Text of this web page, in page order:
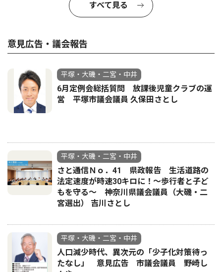
すべて見る
意見広告・議会報告
平塚・大磯・二宮・中井
6月定例会総括質問 放課後児童クラブの運
営 平塚市議会議員 久保田さとし
平塚・大磯・二宮・中井
さと通信Ｎｏ．41 県政報告 生活道路の
法定速度が時速30キロに！〜歩行者と子ど
もを守る〜 神奈川県議会議員（大磯・二
宮選出） 吉川さとし
平塚・大磯・二宮・中井
人口減少時代、異次元の「少子化対策待っ
たなし」 意見広告 市議会議員 野崎し